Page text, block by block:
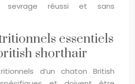
sevrage réussi et sans
essentiels
shorthair
d’un chaton British